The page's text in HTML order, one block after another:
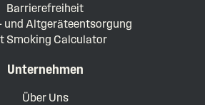
Barrierefreiheit
und Altgeräteentsorgung
Smoking Calculator
Unternehmen
Über Uns